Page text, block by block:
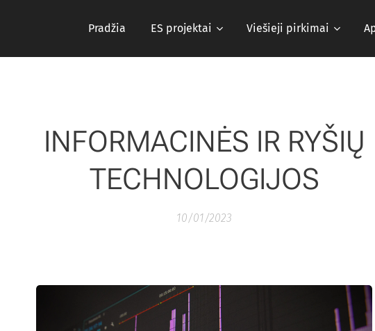
Pradžia ES projektai Viešieji pirkimai
INFORMACINĖS IR RYŠIŲ
TECHNOLOGIJOS
10/01/2023